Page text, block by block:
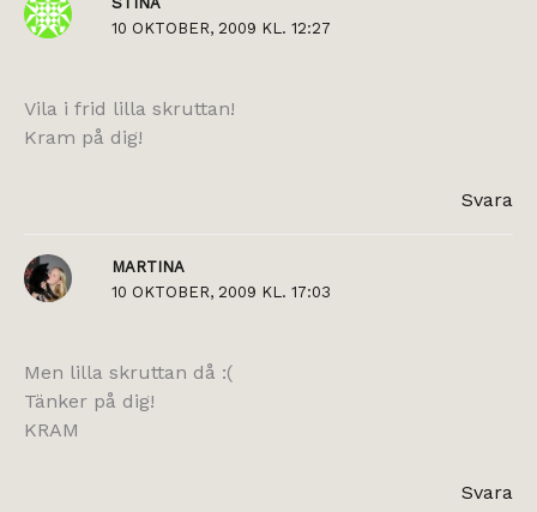
10 OKTOBER, 2009 KL. 12:27
Vila i frid lilla skruttan!
Kram på dig!
Svara
MARTINA
10 OKTOBER, 2009 KL. 17:03
Men lilla skruttan då :(
Tänker på dig!
KRAM
Svara